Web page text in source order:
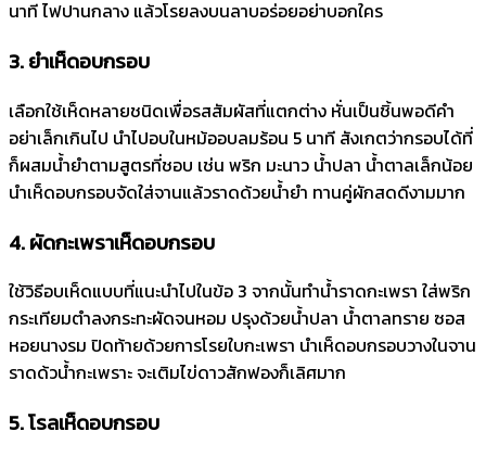
นาที ไฟปานกลาง แล้วโรยลงบนลาบอร่อยอย่าบอกใคร
3. ยำเห็ดอบกรอบ
เลือกใช้เห็ดหลายชนิดเพื่อรสสัมผัสที่แตกต่าง หั่นเป็นชิ้นพอดีคำ
อย่าเล็กเกินไป นำไปอบในหม้ออบลมร้อน 5 นาที สังเกตว่ากรอบได้ที่
ก็ผสมน้ำยำตามสูตรที่ชอบ เช่น พริก มะนาว น้ำปลา น้ำตาลเล็กน้อย
นำเห็ดอบกรอบจัดใส่จานแล้วราดด้วยน้ำยำ ทานคู่ผักสดดีงามมาก
4. ผัดกะเพราเห็ดอบกรอบ
ใช้วิธีอบเห็ดแบบที่แนะนำไปในข้อ 3 จากนั้นทำน้ำราดกะเพรา ใส่พริก
กระเทียมตำลงกระทะผัดจนหอม ปรุงด้วยน้ำปลา น้ำตาลทราย ซอส
หอยนางรม ปิดท้ายด้วยการโรยใบกะเพรา นำเห็ดอบกรอบวางในจาน
ราดด้วน้ำกะเพราะ จะเติมไข่ดาวสักฟองก็เลิศมาก
5. โรลเห็ดอบกรอบ